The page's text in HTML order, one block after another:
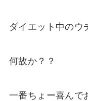
ダイエット中のウ
何故か？？
一番ちょー喜んで